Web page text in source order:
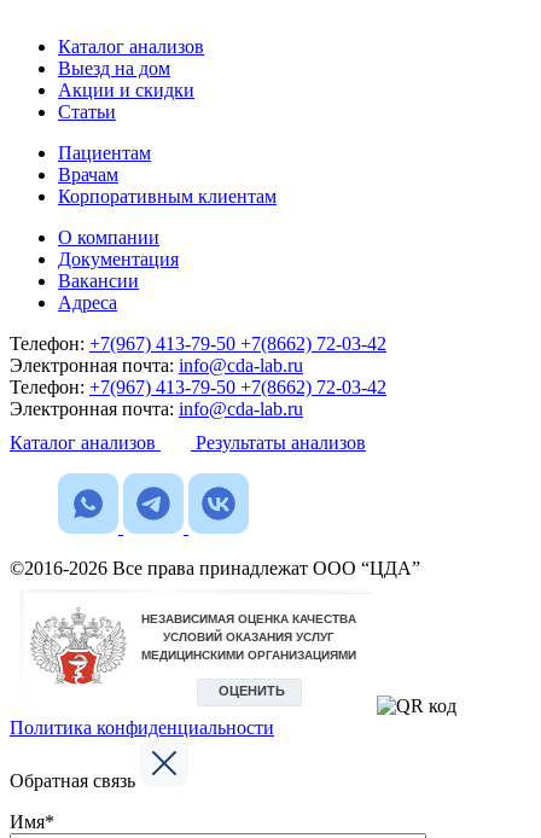
Каталог анализов
Выезд на дом
Акции и скидки
Статьи
Пациентам
Врачам
Корпоративным клиентам
О компании
Документация
Вакансии
Адреса
Телефон: +7(967) 413-79-50 +7(8662) 72-03-42
Электронная почта: info@cda-lab.ru
Телефон: +7(967) 413-79-50 +7(8662) 72-03-42
Электронная почта: info@cda-lab.ru
Каталог анализов
Результаты анализов
©2016-2026 Все права принадлежат ООО “ЦДА”
Политика конфиденциальности
Обратная связь
Имя*